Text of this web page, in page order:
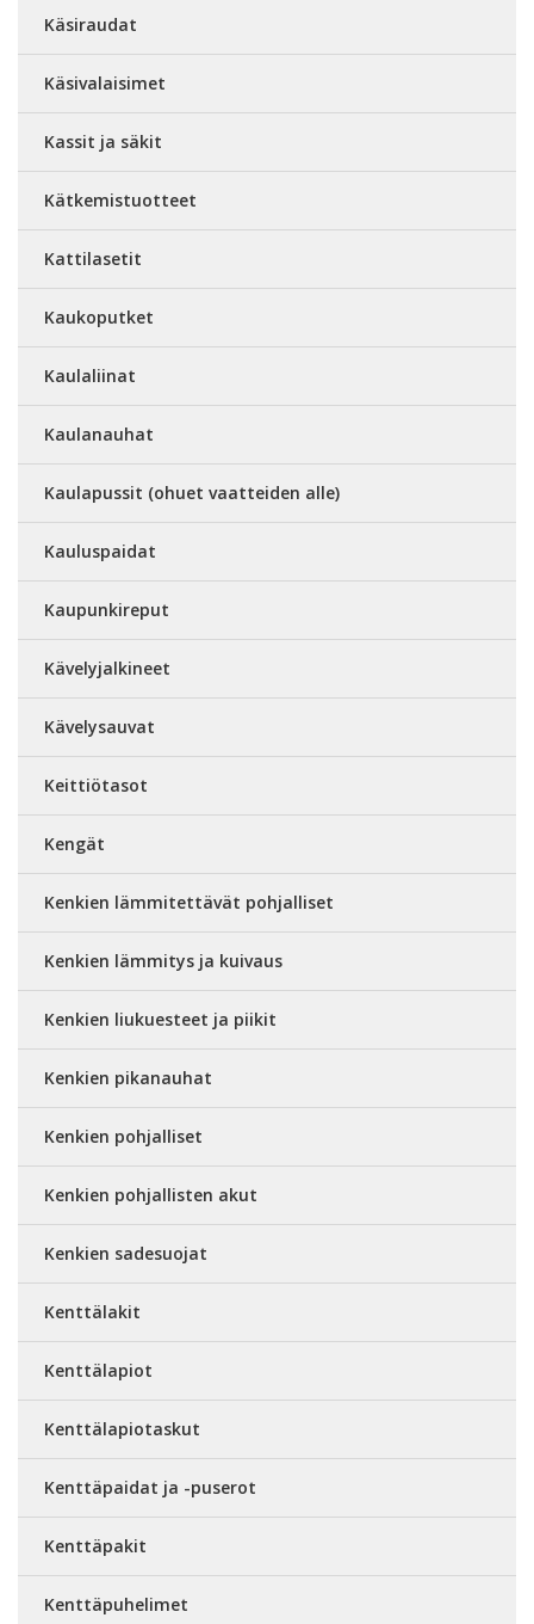
Käsiraudat
Käsivalaisimet
Kassit ja säkit
Kätkemistuotteet
Kattilasetit
Kaukoputket
Kaulaliinat
Kaulanauhat
Kaulapussit (ohuet vaatteiden alle)
Kauluspaidat
Kaupunkireput
Kävelyjalkineet
Kävelysauvat
Keittiötasot
Kengät
Kenkien lämmitettävät pohjalliset
Kenkien lämmitys ja kuivaus
Kenkien liukuesteet ja piikit
Kenkien pikanauhat
Kenkien pohjalliset
Kenkien pohjallisten akut
Kenkien sadesuojat
Kenttälakit
Kenttälapiot
Kenttälapiotaskut
Kenttäpaidat ja -puserot
Kenttäpakit
Kenttäpuhelimet